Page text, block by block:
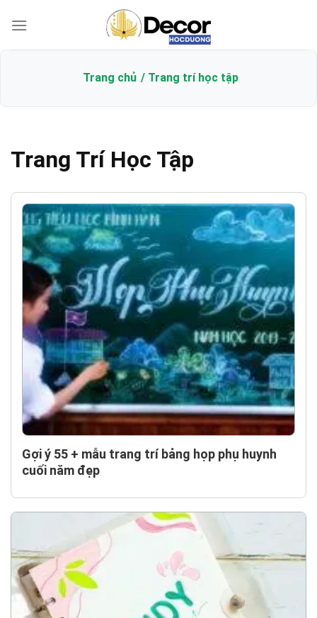
qua
Trang chủ
Trang trí học tập
Trang Trí Học Tập
Gợi ý 55 + mẫu trang trí bảng họp phụ huynh
cuối năm đẹp